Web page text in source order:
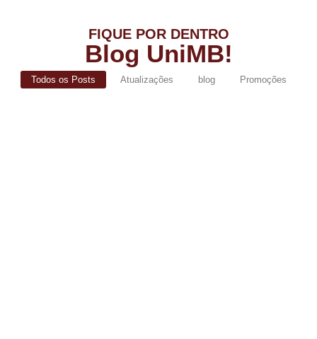
FIQUE POR DENTRO
Blog UniMB!
Todos os Posts Atualizações blog Promoções